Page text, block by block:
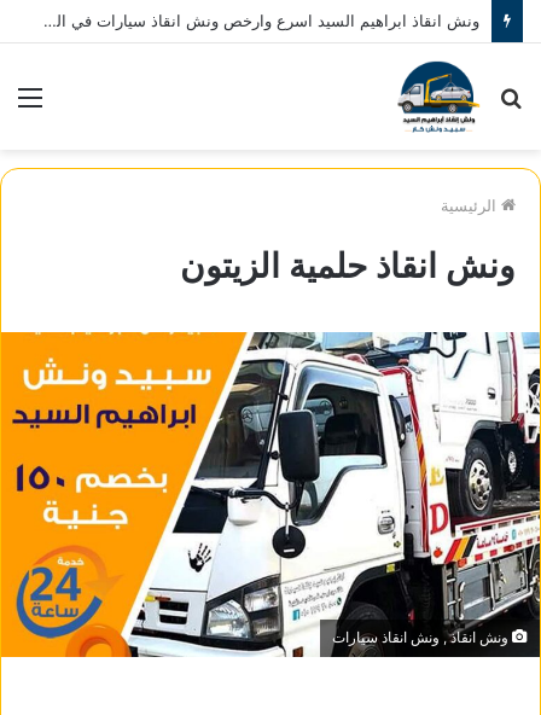
ونش انقاذ ابراهيم السيد اسرع وارخص ونش انقاذ سيارات في المنصورة نصلك في خلال 10 دقائق بحد اقصي اتصل بنا الان 01080793999
بحث
الرئيسية
ونش انقاذ حلمية الزيتون
ونش انقاذ , ونش انقاذ سيارات